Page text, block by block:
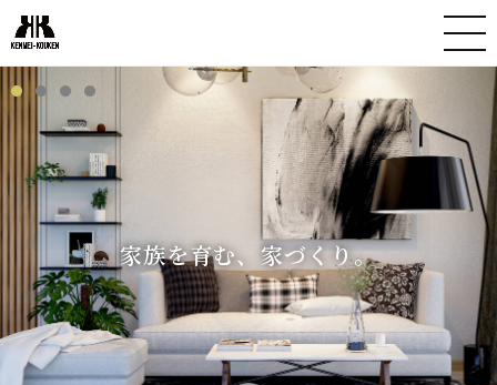
家族を育む、家づくり。